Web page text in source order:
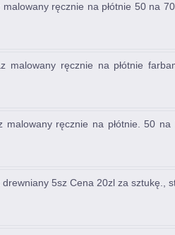
ręcznie na płótnie 50 na
malowany ręcznie na płótnie
malowany ręcznie na płótnie. 50
5sz Cena 20zl za sztukę.,